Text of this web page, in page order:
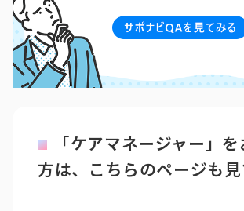
「ケアマネージャー」
方は、こちらのページも